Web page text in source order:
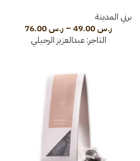
برني المدينة
ر.س49.00
– ر.س76.00
التاجر:عبدالعزيز الرحيلي